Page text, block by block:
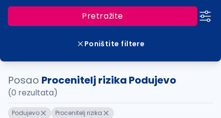
Pretražite
Poništite filtere
Posao Procenitelj rizika Podujevo
(0 rezultata)
Podujevo Procenitelj rizika